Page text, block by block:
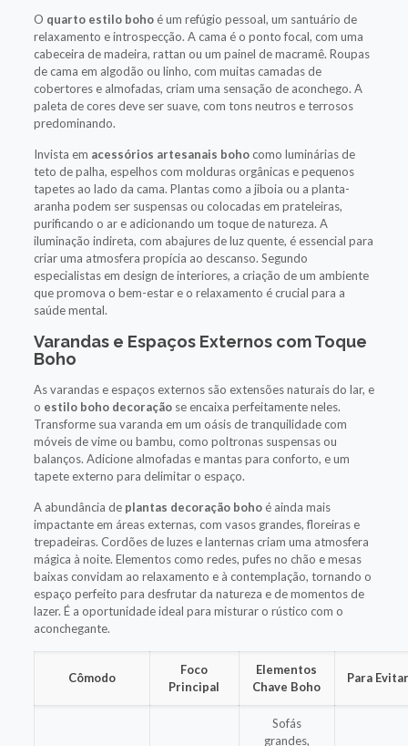
O quarto estilo bohoé um refúgio pessoal, um santuário de
relaxamento e introspecção. A cama é o ponto focal, com uma
cabeceira de madeira, rattan ou um painel de macramê. Roupas
de cama em algodão ou linho, com muitas camadas de
cobertores e almofadas, criam uma sensação de aconchego. A
paleta de cores deve ser suave, com tons neutros e terrosos
predominando.
Invista em acessórios artesanais bohocomo luminárias de
teto de palha, espelhos com molduras orgânicas e pequenos
tapetes ao lado da cama. Plantas como a jiboia ou a planta-
aranha podem ser suspensas ou colocadas em prateleiras,
purificando o ar e adicionando um toque de natureza. A
iluminação indireta, com abajures de luz quente, é essencial para
criar uma atmosfera propícia ao descanso. Segundo
especialistas em design de interiores, a criação de um ambiente
que promova o bem-estar e o relaxamento é crucial para a
saúde mental.
Varandas e Espaços Externos com Toque
Boho
As varandas e espaços externos são extensões naturais do lar, e
o estilo boho decoraçãose encaixa perfeitamente neles.
Transforme sua varanda em um oásis de tranquilidade com
móveis de vime ou bambu, como poltronas suspensas ou
balanços. Adicione almofadas e mantas para conforto, e um
tapete externo para delimitar o espaço.
A abundância de plantas decoração bohoé ainda mais
impactante em áreas externas, com vasos grandes, floreiras e
trepadeiras. Cordões de luzes e lanternas criam uma atmosfera
mágica à noite. Elementos como redes, pufes no chão e mesas
baixas convidam ao relaxamento e à contemplação, tornando o
espaço perfeito para desfrutar da natureza e de momentos de
lazer. É a oportunidade ideal para misturar o rústico com o
aconchegante.
Cômodo
Foco
Principal
Elementos
Chave Boho
Para
Sofás
grandes,